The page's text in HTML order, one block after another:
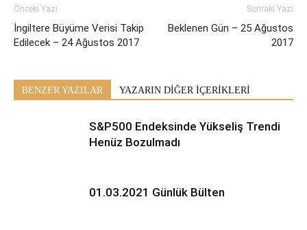
Önceki Yazı
İngiltere Büyüme Verisi Takip
Edilecek – 24 Ağustos 2017
Sonraki Yazı
Beklenen Gün – 25 Ağustos
2017
BENZER YAZILAR YAZARIN DİĞER İÇERİKLERİ
S&P500 Endeksinde Yükseliş Trendi
Henüz Bozulmadı
01.03.2021 Günlük Bülten